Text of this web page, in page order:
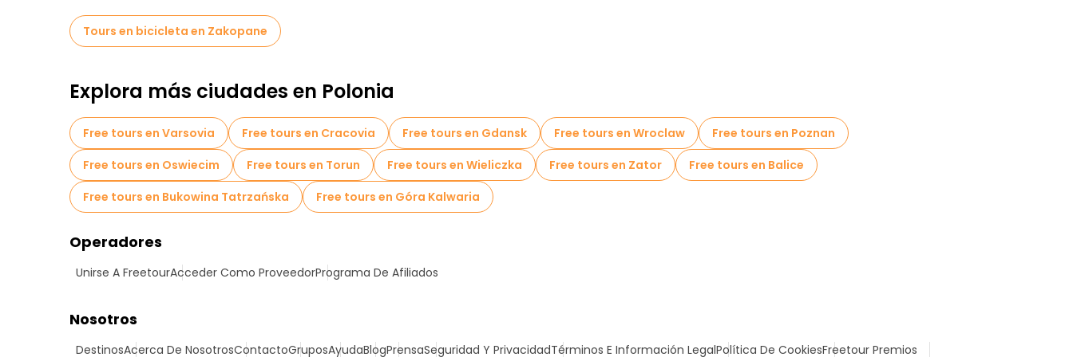
Tours en bicicleta en Zakopane
Explora más ciudades en Polonia
Free tours en Varsovia Free tours en Cracovia Free tours en Gdansk Free tours en Wroclaw
Free tours en Poznan
Free tours en Oswiecim
Free tours en Torun Free tours en Wieliczka Free tours en Zator
Free tours en Balice
Free tours en Bukowina Tatrzańska
Free tours en Góra Kalwaria
Operadores
Unirse A FreetourAcceder Como ProveedorPrograma De Afiliados
Nosotros
DestinosAcerca De NosotrosContactoGruposAyudaBlogPrensaSeguridad Y PrivacidadTérminos E Información LegalPolítica De CookiesFreetour Premios